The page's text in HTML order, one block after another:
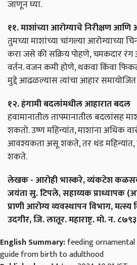
जाणून घ्या.
११. माशांच्या आरोग्याचे निरीक्षण
तुमच्या माशांच्या चांगल्या आरोग्याच्या
करा जसे की सक्रिय पोहणे, चमकदार रंग
वर्तन. वजन कमी होणे, थकवा किंवा
मुद्दे आढळल्यास त्यांचा आहार
१२. हंगामी बदलांमधील आहारात बदल
हवामानातील तापमानातील बदलांसह
शकतो. उष्ण महिन्यांत, माशांना अधिक
आवश्यकता असू शकते, तर थंड महिन्यांत,
शकते.
लेखक - आरोही भास्करे, व्यंकटेश
जयंता सु. टिपले, सहाय्यक प्राध्यापक
प्राणी आरोग्य व्यवस्थापन विभाग, मत्स्य
उदगीर, जि. लातूर. महाराष्ट्र. मो. न.
English Summary:feeding ornamental
guide from birth to adulthood